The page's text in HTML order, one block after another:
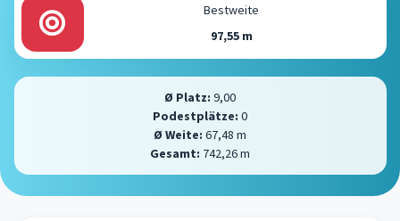
Bestweite
97,55 m
Ø Platz: 9,00
Podestplätze: 0
Ø Weite: 67,48 m
Gesamt: 742,26 m